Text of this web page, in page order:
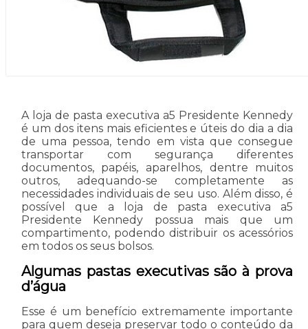
A loja de pasta executiva a5 Presidente Kennedy
é um dos itens mais eficientes e úteis do dia a dia
de uma pessoa, tendo em vista que consegue
transportar com segurança diferentes
documentos, papéis, aparelhos, dentre muitos
outros, adequando-se completamente as
necessidades individuais de seu uso. Além disso, é
possível que a loja de pasta executiva a5
Presidente Kennedy possua mais que um
compartimento, podendo distribuir os acessórios
em todos os seus bolsos.
Algumas pastas executivas são à prova
d’água
Esse é um benefício extremamente importante
para quem deseja preservar todo o conteúdo da